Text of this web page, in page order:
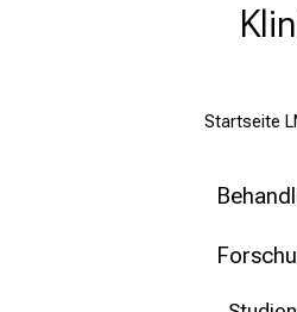
Startseite
begeistern – ganz
ohne Anmeldung.